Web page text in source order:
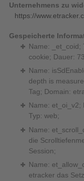
Unternehmens zu
https://
Gespeicherte
Name: _et_coid;
cookie; Dauer:
Name:
depth is
Tag; Domain:
Name: et_oi_v2;
Typ: web;
Name:
die
Session;
Name:
etracker das